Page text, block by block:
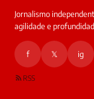
Jornalismo
agilidade e
f 𝕏 ig
RSS